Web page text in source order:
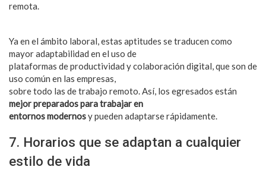
remota.
Ya en el ámbito laboral, estas aptitudes se traducen como
mayor adaptabilidad en el uso de
plataformas de productividad y colaboración digital, que son de
uso común en las empresas,
sobre todo las de trabajo remoto. Así, los egresados están
mejor preparados para trabajar en
entornos modernosy pueden adaptarse rápidamente.
7. Horarios que se adaptan a cualquier
estilo de vida